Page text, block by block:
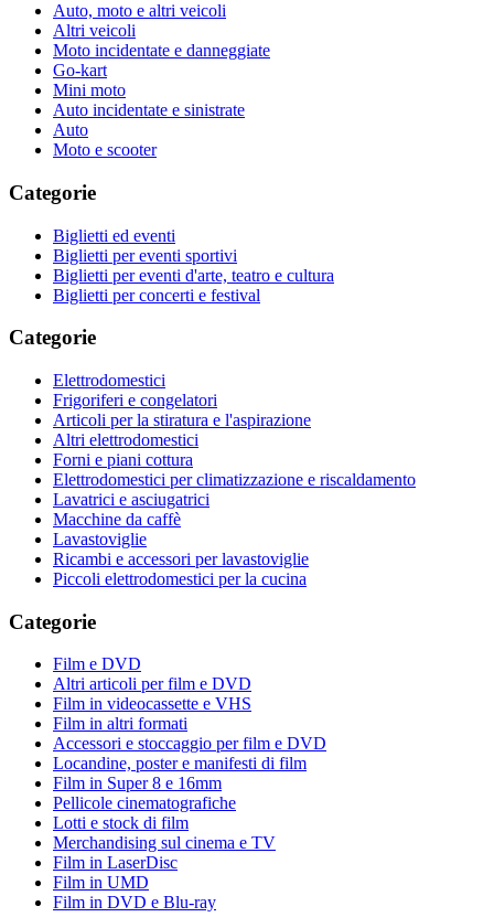
Auto, moto e altri veicoli
Altri veicoli
Moto incidentate e danneggiate
Go-kart
Mini moto
Auto incidentate e sinistrate
Auto
Moto e scooter
Categorie
Biglietti ed eventi
Biglietti per eventi sportivi
Biglietti per eventi d'arte, teatro e cultura
Biglietti per concerti e festival
Categorie
Elettrodomestici
Frigoriferi e congelatori
Articoli per la stiratura e l'aspirazione
Altri elettrodomestici
Forni e piani cottura
Elettrodomestici per climatizzazione e riscaldamento
Lavatrici e asciugatrici
Macchine da caffè
Lavastoviglie
Ricambi e accessori per lavastoviglie
Piccoli elettrodomestici per la cucina
Categorie
Film e DVD
Altri articoli per film e DVD
Film in videocassette e VHS
Film in altri formati
Accessori e stoccaggio per film e DVD
Locandine, poster e manifesti di film
Film in Super 8 e 16mm
Pellicole cinematografiche
Lotti e stock di film
Merchandising sul cinema e TV
Film in LaserDisc
Film in UMD
Film in DVD e Blu-ray